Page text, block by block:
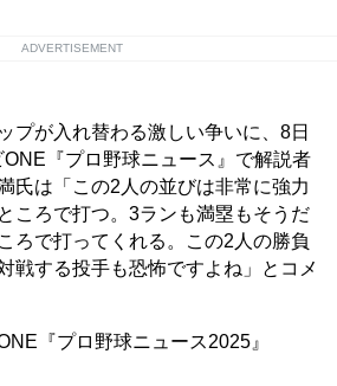
ADVERTISEMENT
プが入れ替わる激しい争いに、8日
『プロ野球ニュース』で解説者
氏は「この2人の並びは非常に強力
ころで打つ。3ランも満塁もそうだ
ろで打ってくれる。この2人の勝負
戦する投手も恐怖ですよね」とコメ
『プロ野球ニュース2025』